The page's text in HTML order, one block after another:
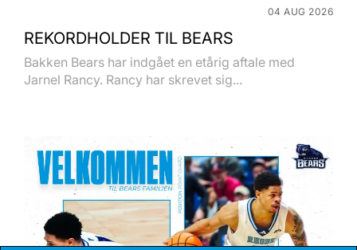
04 AUG 2026
REKORDHOLDER TIL BEARS
Bakken Bears har indgået en etårig aftale med
Jarnel Rancy. Rancy har skrevet sig...